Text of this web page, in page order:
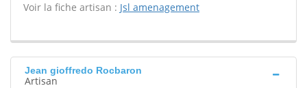
Voir la fiche artisan : Jsl amenagement
Jean gioffredo Rocbaron
Artisan